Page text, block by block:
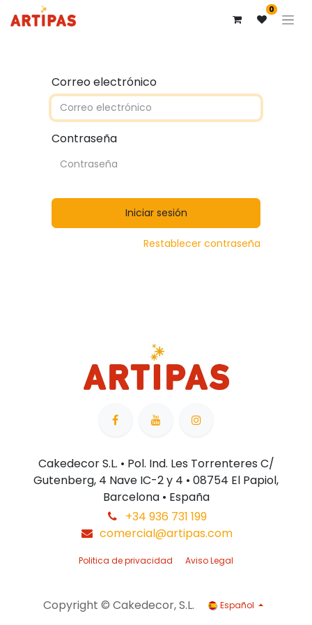
0
Correo electrónico
Contraseña
Iniciar sesión
Restablecer contraseña
Cakedecor S.L. • Pol. Ind. Les Torrenteres C/
Gutenberg, 4 Nave IC-2 y 4 • 08754 El Papiol,
Barcelona • España
+34 936 731 199
comercial@artipas.com
Politica de privacidad Aviso Legal
Copyright © Cakedecor, S.L. Español